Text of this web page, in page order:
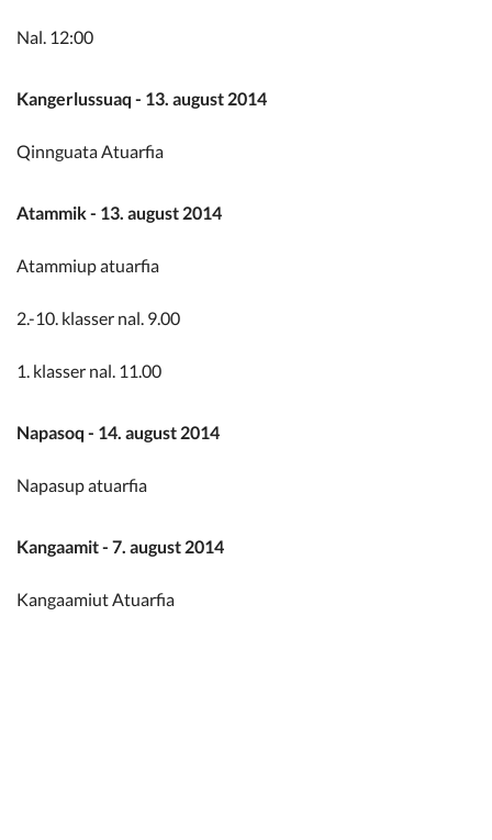
Nal. 12:00
Kangerlussuaq - 13. august 2014
Qinnguata Atuarfia
Atammik - 13. august 2014
Atammiup atuarfia
2.-10. klasser nal. 9.00
1. klasser nal. 11.00
Napasoq - 14. august 2014
Napasup atuarfia
Kangaamit - 7. august 2014
Kangaamiut Atuarfia